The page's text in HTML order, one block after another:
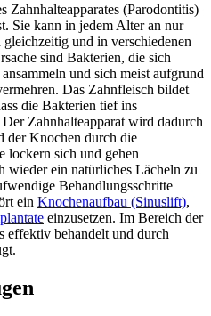
Zahnhalteapparates (Parodontitis)
Sie kann in jedem Alter an nur
und in verschiedenen
sind Bakterien, die sich
und sich meist aufgrund
Das Zahnfleisch bildet
die Bakterien tief ins
Zahnhalteapparat wird dadurch
der Knochen durch die
lockern sich und gehen
wieder ein natürliches Lächeln zu
Behandlungsschritte
ein Knochenaufbau (Sinuslift),
einzusetzen. Im Bereich der
effektiv behandelt und durch